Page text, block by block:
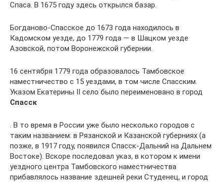
Спаса. В 1675 году здесь открылся базар.
Богданово-Спасское до 1673 года находилось в
Кадомском уезде, до 1779 года — в Шацком уезде
Азовской, потом Воронежской губернии.
16 сентября 1779 года образовалось Тамбовское
наместничество с 15 уездами, в том числе Спасским.
Указом Екатерины II село было переименовано в город
Спасск
. В то время в России уже было несколько городов с
таким названием: в Рязанской и Казанской губерниях (а
позже, в 1917 году, появился Спасск-Дальний на Дальнем
Востоке). Вскоре последовал указ, в котором к имени
уездного центра Тамбовского наместничества
прибавлялось название здешней реки Студенец, и город